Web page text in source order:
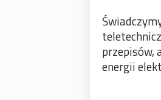
przepisów,
energii